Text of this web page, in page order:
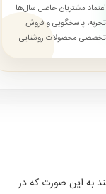
اعتماد مشتریان حاصل سال‌ها
تجربه، پاسخگویی و فروش
تخصصی محصولات روشنایی
به این صورت که در